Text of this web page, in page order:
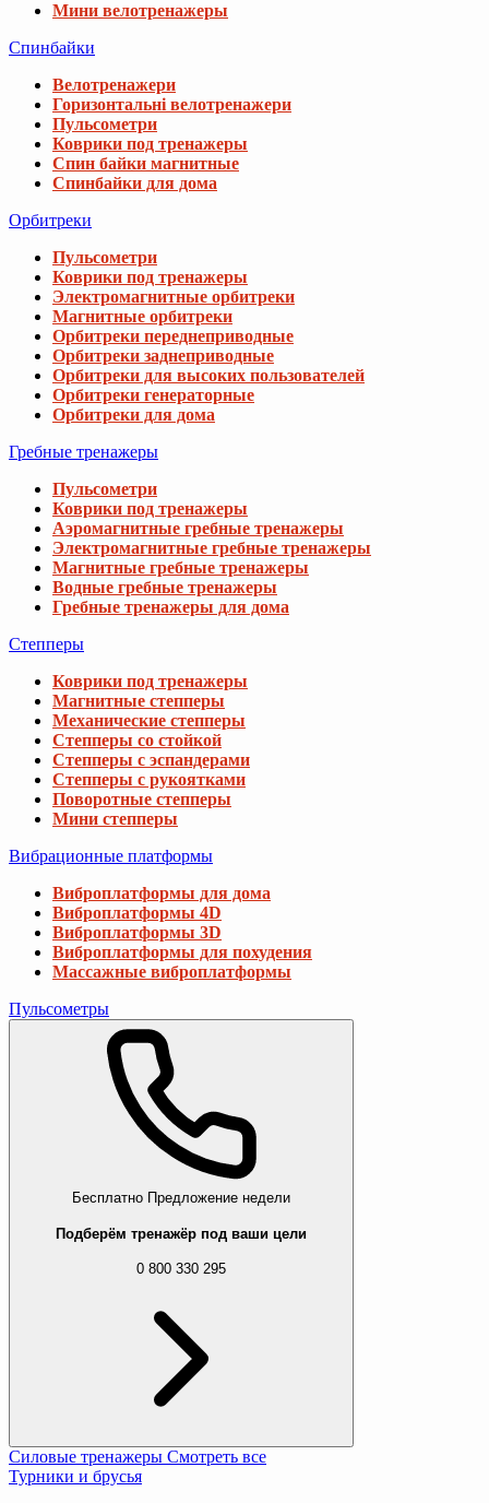
Мини велотренажеры
Спинбайки
Велотренажери
Горизонтальні велотренажери
Пульсометри
Коврики под тренажеры
Спин байки магнитные
Спинбайки для дома
Орбитреки
Пульсометри
Коврики под тренажеры
Электромагнитные орбитреки
Магнитные орбитреки
Орбитреки переднеприводные
Орбитреки заднеприводные
Орбитреки для высоких пользователей
Орбитреки генераторные
Орбитреки для дома
Гребные тренажеры
Пульсометри
Коврики под тренажеры
Аэромагнитные гребные тренажеры
Электромагнитные гребные тренажеры
Магнитные гребные тренажеры
Водные гребные тренажеры
Гребные тренажеры для дома
Степперы
Коврики под тренажеры
Магнитные степперы
Механические степперы
Степперы со стойкой
Степперы с эспандерами
Степперы с рукоятками
Поворотные степперы
Мини степперы
Вибрационные платформы
Виброплатформы для дома
Виброплатформы 4D
Виброплатформы 3D
Виброплатформы для похудения
Массажные виброплатформы
Пульсометры
Бесплатно Предложение недели
Подберём тренажёр под ваши цели
0 800 330 295
Силовые тренажеры Смотреть все
Турники и брусья